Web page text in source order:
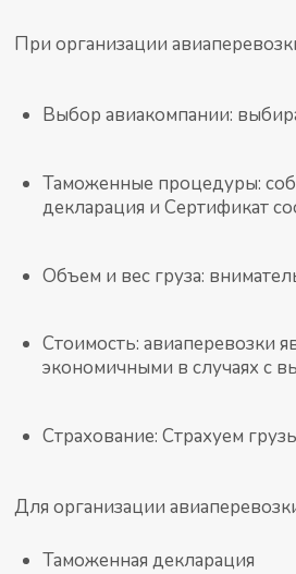
При организации
Выбор авиакомпании:
Таможенные процедуры:
декларация и Сертификат
Объем и вес груза:
Стоимость: авиаперевозки
экономичными в случаях с
Страхование: Страхуем
Для организации
Таможенная декларация